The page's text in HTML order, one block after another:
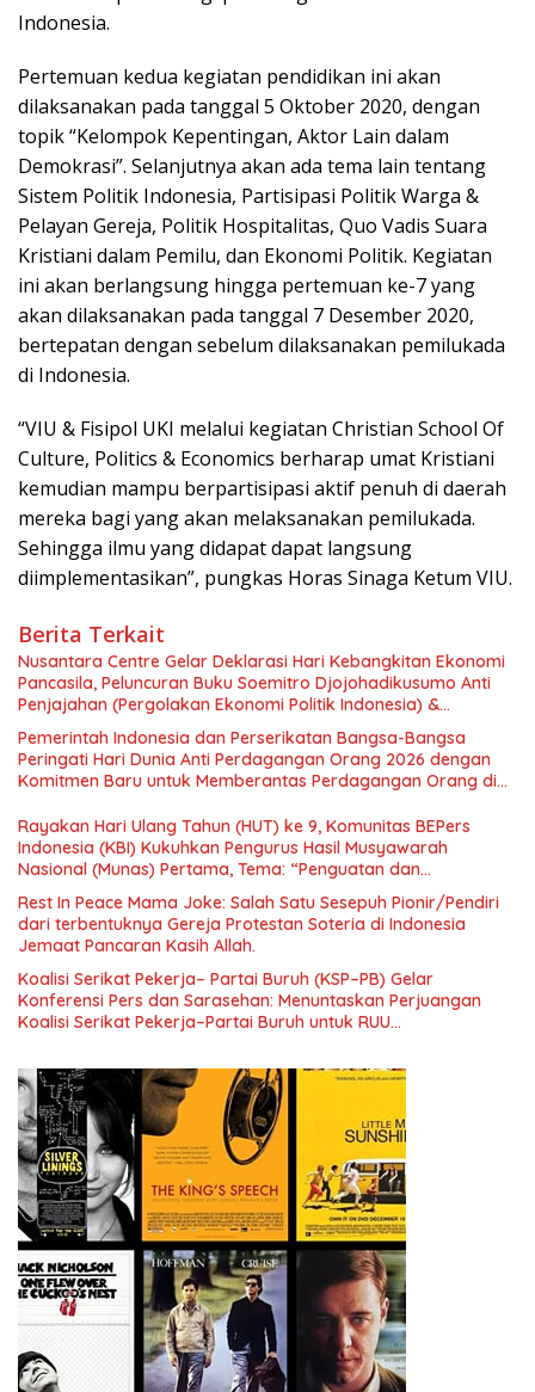
Indonesia.
Pertemuan kedua kegiatan pendidikan ini akan
dilaksanakan pada tanggal 5 Oktober 2020, dengan
topik “Kelompok Kepentingan, Aktor Lain dalam
Demokrasi”. Selanjutnya akan ada tema lain tentang
Sistem Politik Indonesia, Partisipasi Politik Warga &
Pelayan Gereja, Politik Hospitalitas, Quo Vadis Suara
Kristiani dalam Pemilu, dan Ekonomi Politik. Kegiatan
ini akan berlangsung hingga pertemuan ke-7 yang
akan dilaksanakan pada tanggal 7 Desember 2020,
bertepatan dengan sebelum dilaksanakan pemilukada
di Indonesia.
“VIU & Fisipol UKI melalui kegiatan Christian School Of
Culture, Politics & Economics berharap umat Kristiani
kemudian mampu berpartisipasi aktif penuh di daerah
mereka bagi yang akan melaksanakan pemilukada.
Sehingga ilmu yang didapat dapat langsung
diimplementasikan”, pungkas Horas Sinaga Ketum VIU.
Berita Terkait
Nusantara Centre Gelar Deklarasi Hari Kebangkitan Ekonomi
Pancasila, Peluncuran Buku Soemitro Djojohadikusumo Anti
Penjajahan (Pergolakan Ekonomi Politik Indonesia) &
Simposium Nasional “Urgensi Undang-Undang Perekonomian
Nasional dan Kesejahteraan Sosial dalam Menata Bangsa
Menuju Indonesia Emas 2045”,
Pemerintah Indonesia dan Perserikatan Bangsa-Bangsa
Peringati Hari Dunia Anti Perdagangan Orang 2026 dengan
Komitmen Baru untuk Memberantas Perdagangan Orang di
Rayakan Hari Ulang Tahun (HUT) ke 9, Komunitas BEPers
Indonesia (KBI) Kukuhkan Pengurus Hasil Musyawarah
Nasional (Munas) Pertama, Tema: “Penguatan dan
Pengembangan Organisasi KBI yang Berbasis Riset di seluruh
Indonesia dan Mancanegara”.
Rest In Peace Mama Joke: Salah Satu Sesepuh Pionir/Pendiri
dari terbentuknya Gereja Protestan Soteria di Indonesia
Jemaat Pancaran Kasih Allah.
Koalisi Serikat Pekerja– Partai Buruh (KSP–PB) Gelar
Konferensi Pers dan Sarasehan: Menuntaskan Perjuangan
Koalisi Serikat Pekerja–Partai Buruh untuk RUU